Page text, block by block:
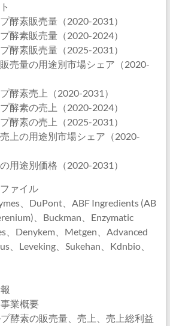
酵素販売量（2020-2031）
酵素販売量（2020-2024）
酵素販売量（2025-2031）
売量の用途別市場シェア（2020-
酵素売上（2020-2031）
酵素の売上（2020-2024）
酵素の売上（2025-2031）
上の用途別市場シェア（2020-
用途別価格（2020-2031）
ァイル
、DuPont、ABF Ingredients (AB
、Buckman、Enzymatic
、Denykem、Metgen、Advanced
、Leveking、Sukehan、Kdnbio、
業概要
酵素の販売量、売上、売上総利益